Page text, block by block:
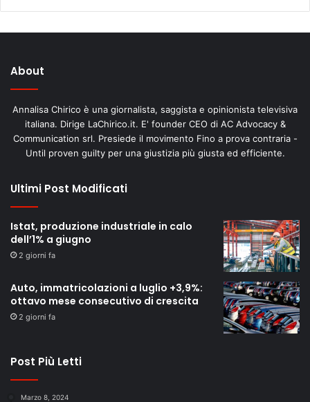
About
Annalisa Chirico è una giornalista, saggista e opinionista televisiva
italiana. Dirige LaChirico.it. E' founder CEO di AC Advocacy &
Communication srl. Presiede il movimento Fino a prova contraria -
Until proven guilty per una giustizia più giusta ed efficiente.
Ultimi Post Modificati
Istat, produzione industriale in calo
dell’1% a giugno
2 giorni fa
Auto, immatricolazioni a luglio +3,9%:
ottavo mese consecutivo di crescita
2 giorni fa
Post Più Letti
Marzo 8, 2024